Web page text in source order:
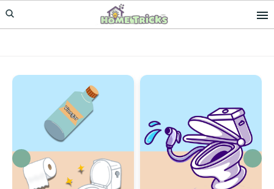
Skip
to
Skip
to